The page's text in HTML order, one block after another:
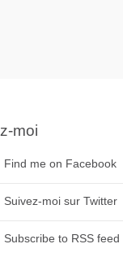
moi
Find me on Facebook
Suivez-moi sur Twitter
Subscribe to RSS feed